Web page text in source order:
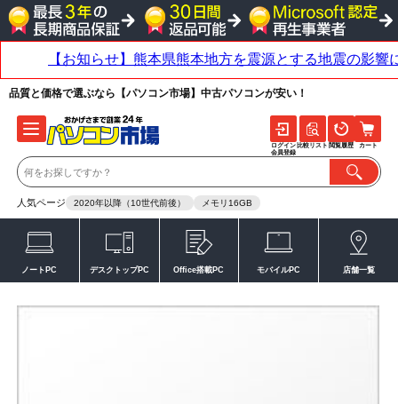
品質と価格で選ぶなら【パソコン市場】中古パソコンが安い！
人気ページ 2020年以降（10世代前後） メモリ16GB
ログイン
会員登録
比較リスト 閲覧履歴 カート
ノートPC デスクトップPC Office搭載PC モバイルPC 店舗一覧